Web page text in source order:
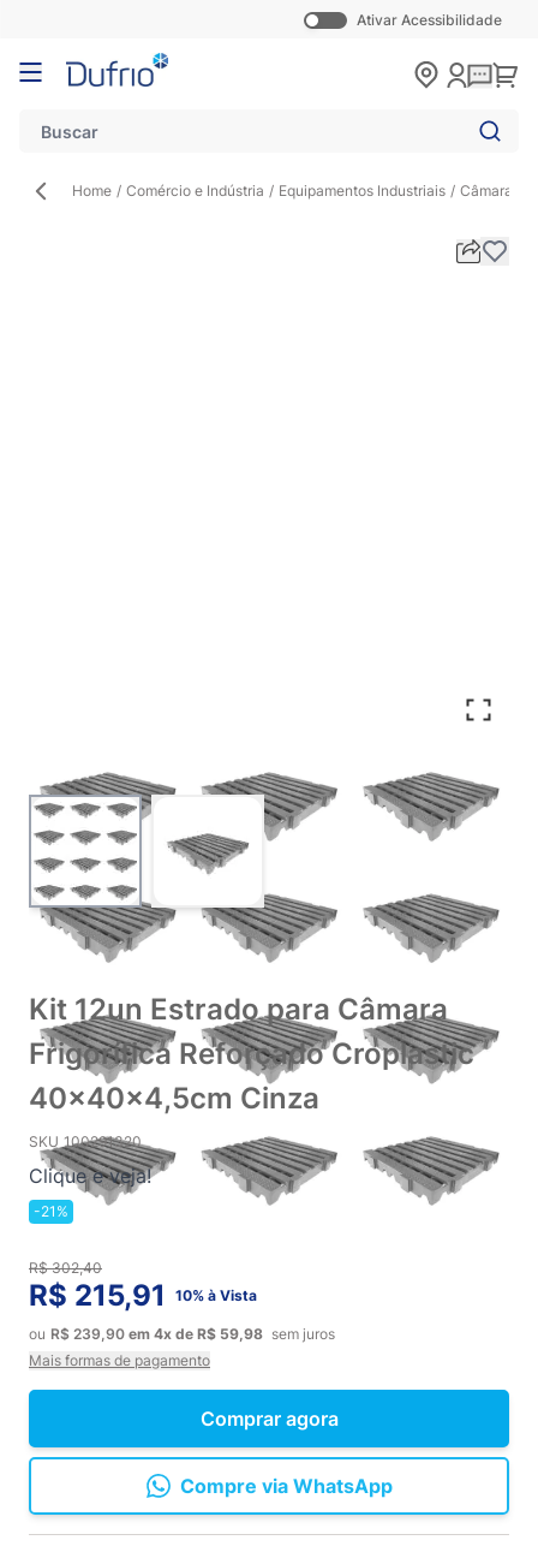
Ativar Acessibilidade
Pular para o conteúdo
Home / Comércio e Indústria / Equipamentos Industriais / Câmaras
View larger imageView larger image
Kit 12un Estrado para Câmara
Frigorífica Reforçado Croplastic
40x40x4,5cm Cinza
SKU 100291320
Clique e veja!
-21%
Comprar agora
R$ 215,91 10% à Vista
ou R$ 239,90 em 4x de R$ 59,98 sem juros
Mais formas de pagamento
Compre via WhatsApp
R$ 302,40